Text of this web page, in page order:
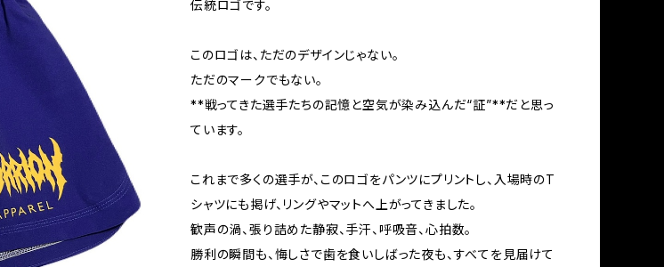
伝統ロゴです。
このロゴは、ただのデザインじゃない。
ただのマークでもない。
**戦ってきた選手たちの記憶と空気が染み込んだ“証”**だと思っ
ています。
これまで多くの選手が、このロゴをパンツにプリントし、入場時のT
シャツにも掲げ、リングやマットへ上がってきました。
歓声の渦、張り詰めた静寂、手汗、呼吸音、心拍数。
勝利の瞬間も、悔しさで歯を食いしばった夜も、すべてを見届けて